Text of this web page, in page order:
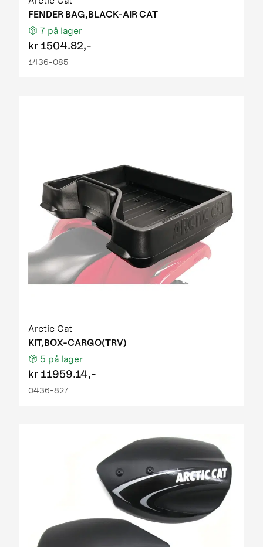
FENDER BAG,BLACK-AIR CAT
7 på lager
kr 1504.82,-
1436-085
Arctic Cat
KIT,BOX-CARGO(TRV)
5 på lager
kr 11959.14,-
0436-827